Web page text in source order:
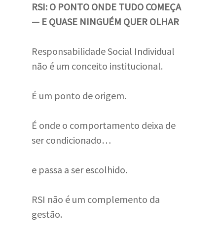
RSI: O PONTO ONDE TUDO COMEÇA
— E QUASE NINGUÉM QUER OLHAR
Responsabilidade Social Individual
não é um conceito institucional.
É um ponto de origem.
É onde o comportamento deixa de
ser condicionado…
e passa a ser escolhido.
RSI não é um complemento da
gestão.